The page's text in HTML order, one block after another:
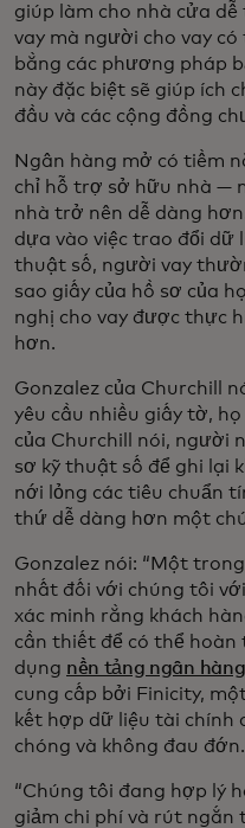
giúp làm cho nhà cửa
vay mà người cho vay
bằng các phương pháp
này đặc biệt sẽ giúp ích
đầu và các cộng đồng
Ngân hàng mở có tiềm
chỉ hỗ trợ sở hữu nhà —
nhà trở nên dễ dàng
dựa vào việc trao đổi dữ
thuật số, người vay
sao giấy của hồ sơ của
nghị cho vay được thực
hơn.
Gonzalez của Churchill
yêu cầu nhiều giấy tờ,
của Churchill nói, người
sơ kỹ thuật số để ghi lại
nới lỏng các tiêu chuẩn
thứ dễ dàng hơn một
Gonzalez nói: “Một
nhất đối với chúng tôi
xác minh rằng khách
cần thiết để có thể
dụng nền tảng ngân
cung cấp bởi Finicity,
kết hợp dữ liệu tài chính
chóng và không đau đớn.
“Chúng tôi đang hợp lý
giảm chi phí và rút ngắn